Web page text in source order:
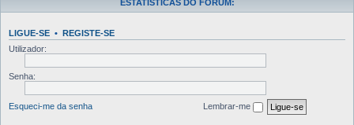
ESTATÍSTICAS DO FÓRUM:
LIGUE-SE • REGISTE-SE
Utilizador:
Senha:
Esqueci-me da senha Lembrar-me